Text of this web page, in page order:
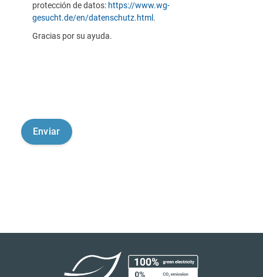
protección de datos: https://www.wg-
gesucht.de/en/datenschutz.html .
Gracias por su ayuda.